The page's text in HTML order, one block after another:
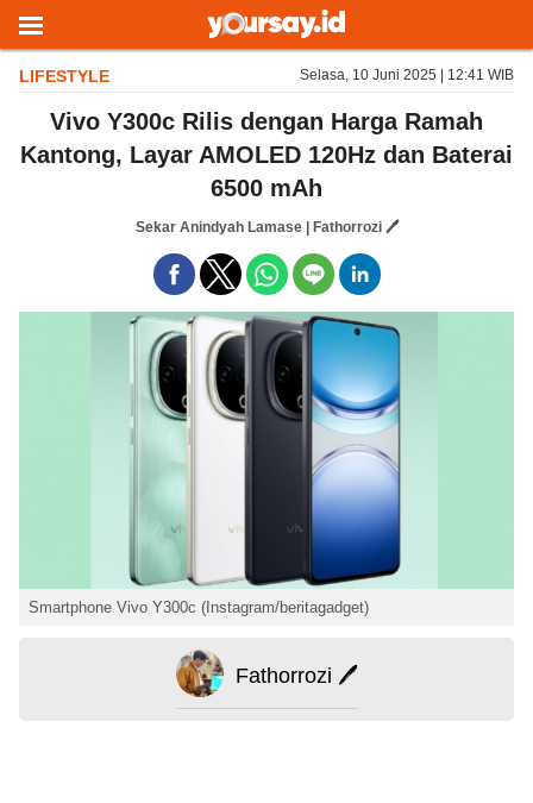
LIFESTYLE Selasa, 10 Juni 2025 | 12:41 WIB
Vivo Y300c Rilis dengan Harga Ramah
Kantong, Layar AMOLED 120Hz dan Baterai
6500 mAh
Sekar Anindyah Lamase | Fathorrozi 🖊️
Smartphone Vivo Y300c (Instagram/beritagadget)
Fathorrozi 🖊️